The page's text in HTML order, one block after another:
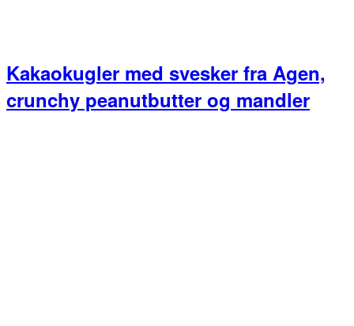
Kakaokugler med svesker fra Agen,
crunchy peanutbutter og mandler